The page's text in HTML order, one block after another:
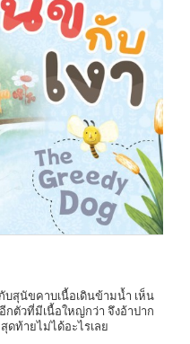
บสุนัขคาบเนื้อเดินข้ามน้ำ เห็น
กตัวที่มีเนื้อใหญ่กว่า จึงอ้าปาก
ดท้ายไม่ได้อะไรเลย